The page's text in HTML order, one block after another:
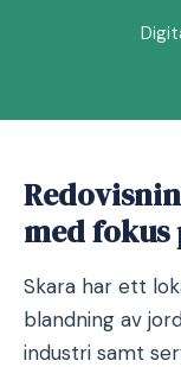
med
Skara har ett
blandning av
industri samt